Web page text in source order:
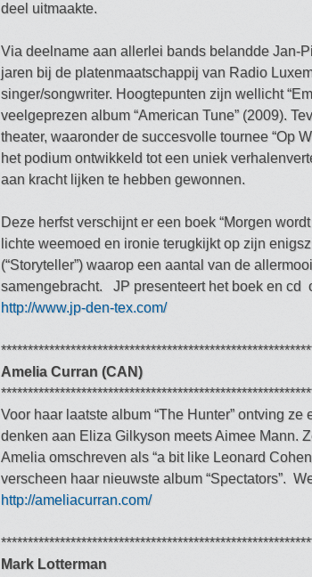
deel uitmaakte.
Via deelname aan allerlei bands belandde Jan-
jaren bij de platenmaatschappij van Radio
singer/songwriter. Hoogtepunten zijn wellicht
veelgeprezen album “American Tune” (2009).
theater, waaronder de succesvolle tournee “Op
het podium ontwikkeld tot een uniek
aan kracht lijken te hebben gewonnen.
Deze herfst verschijnt er een boek “Morgen
lichte weemoed en ironie terugkijkt op zijn
(“Storyteller”) waarop een aantal van de
samengebracht. JP presenteert het boek en cd
http://www.jp-den-tex.com/
Amelia Curran (CAN)
Voor haar laatste album “The Hunter” ontving
denken aan Eliza Gilkyson meets Aimee Mann.
Amelia omschreven als “a bit like Leonard
verscheen haar nieuwste album “Spectators”.
http://ameliacurran.com/
Mark Lotterman